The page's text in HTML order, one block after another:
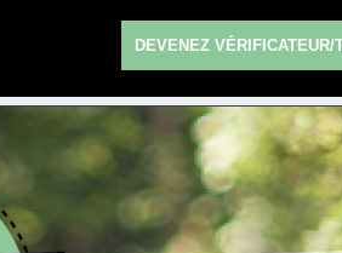
DEVENEZ VÉRIFICATEUR/